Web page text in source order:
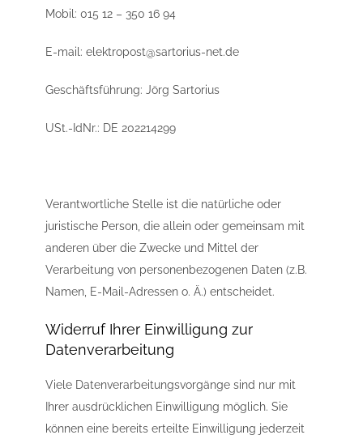
Mobil: 015 12 – 350 16 94
E-mail: elektropost@sartorius-net.de
Geschäftsführung: Jörg Sartorius
USt.-IdNr.: DE 202214299
Verantwortliche Stelle ist die natürliche oder
juristische Person, die allein oder gemeinsam mit
anderen über die Zwecke und Mittel der
Verarbeitung von personenbezogenen Daten (z.B.
Namen, E-Mail-Adressen o. Ä.) entscheidet.
Widerruf Ihrer Einwilligung zur
Datenverarbeitung
Viele Datenverarbeitungsvorgänge sind nur mit
Ihrer ausdrücklichen Einwilligung möglich. Sie
können eine bereits erteilte Einwilligung jederzeit